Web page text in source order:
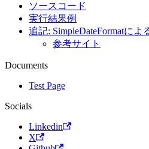
ソースコード
実行結果例
追記: SimpleDateFormatによ
参考サイト
Documents
Test Page
Socials
Linkedin
X